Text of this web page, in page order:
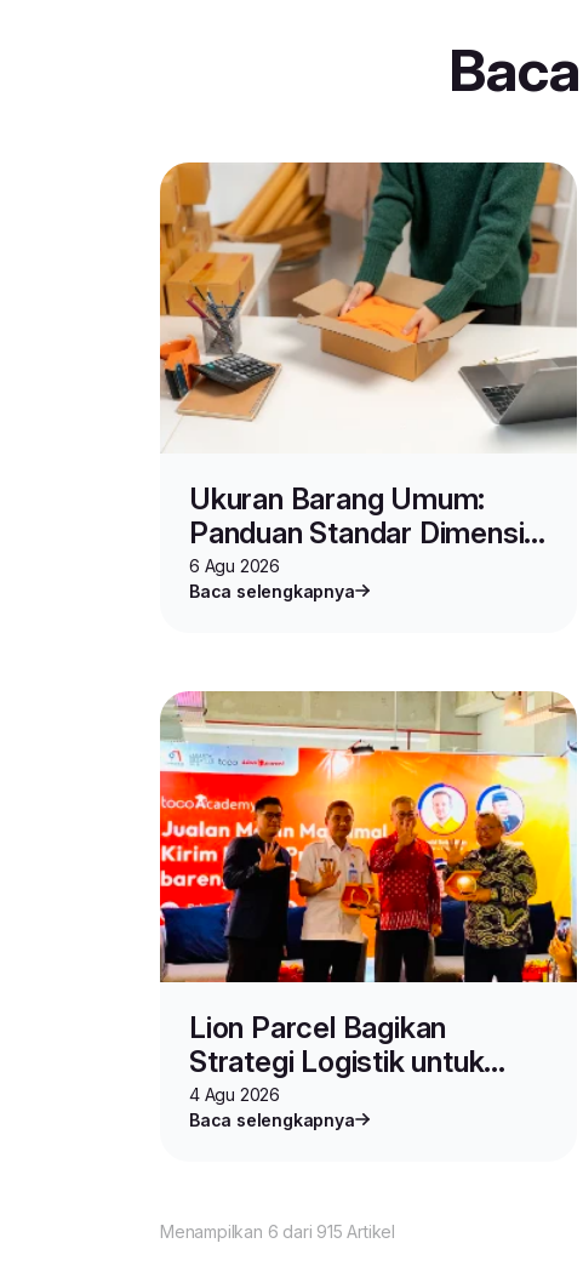
Baca
Ukuran Barang Umum:
Panduan Standar Dimensi,
Spesifikasi, dan Cara
Mengukur Produk untuk
6 Agu 2026
Baca selengkapnya
Lion Parcel Bagikan
Strategi Logistik untuk
Seller di Toco Academy
Vol.2
4 Agu 2026
Baca selengkapnya
Menampilkan 6 dari 915 Artikel